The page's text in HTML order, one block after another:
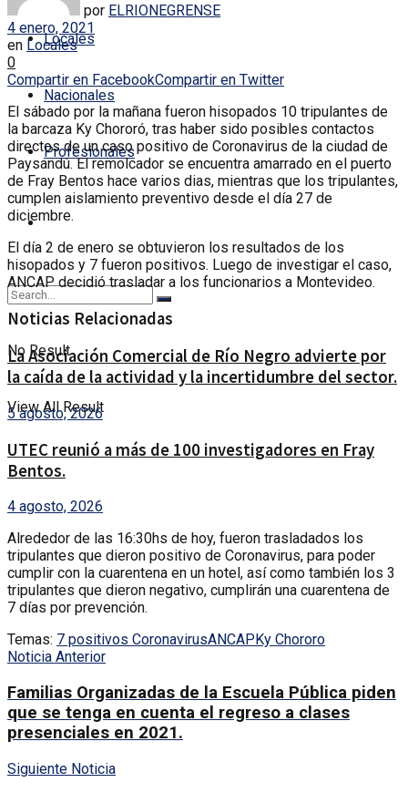
Locales
Nacionales
Profesionales
No Result
View All Result
por ELRIONEGRENSE
4 enero, 2021
en Locales
0
Compartir en FacebookCompartir en Twitter
El sábado por la mañana fueron hisopados 10 tripulantes de
la barcaza Ky Chororó, tras haber sido posibles contactos
directos de un caso positivo de Coronavirus de la ciudad de
Paysandú. El remolcador se encuentra amarrado en el puerto
de Fray Bentos hace varios dias, mientras que los tripulantes,
cumplen aislamiento preventivo desde el día 27 de
diciembre.
El día 2 de enero se obtuvieron los resultados de los
hisopados y 7 fueron positivos. Luego de investigar el caso,
ANCAP decidió trasladar a los funcionarios a Montevideo.
Noticias Relacionadas
La Asociación Comercial de Río Negro advierte por
la caída de la actividad y la incertidumbre del sector.
5 agosto, 2026
UTEC reunió a más de 100 investigadores en Fray
Bentos.
4 agosto, 2026
Alrededor de las 16:30hs de hoy, fueron trasladados los
tripulantes que dieron positivo de Coronavirus, para poder
cumplir con la cuarentena en un hotel, así como también los 3
tripulantes que dieron negativo, cumplirán una cuarentena de
7 días por prevención.
Temas: 7 positivos CoronavirusANCAP Ky Chororo
Noticia Anterior
Familias Organizadas de la Escuela Pública piden
que se tenga en cuenta el regreso a clases
presenciales en 2021.
Siguiente Noticia